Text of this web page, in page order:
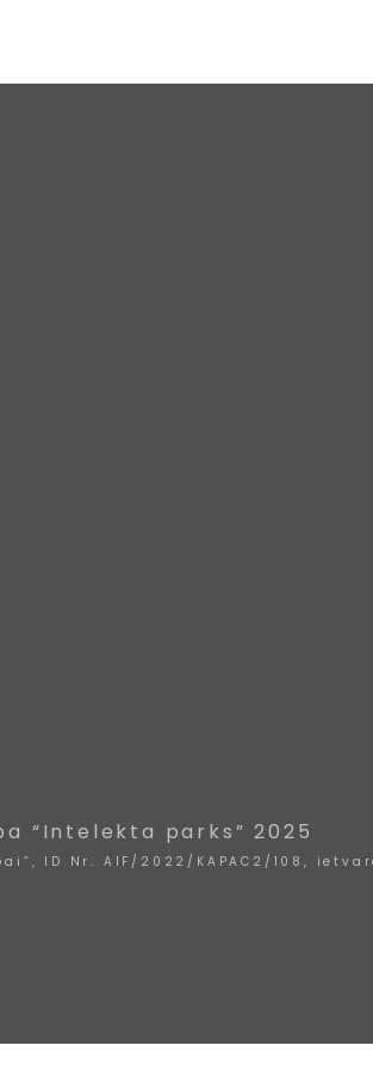
“Intelekta parks” 2025
ID Nr. AIF/2022/KAPAC2/108,